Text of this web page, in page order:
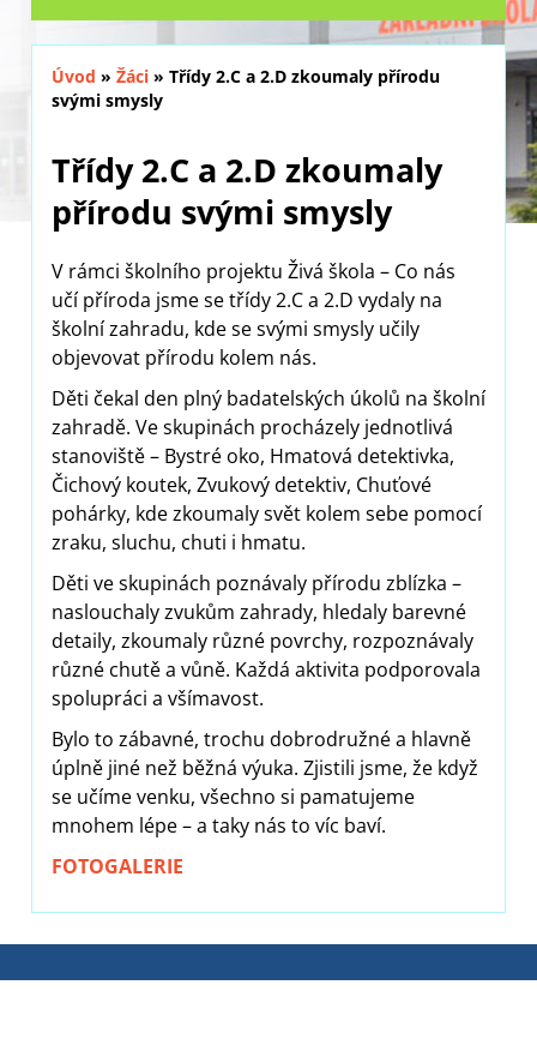
Úvod » Žáci » Třídy 2.C a 2.D zkoumaly přírodu
svými smysly
Třídy 2.C a 2.D zkoumaly
přírodu svými smysly
V rámci školního projektu Živá škola – Co nás
učí příroda jsme se třídy 2.C a 2.D vydaly na
školní zahradu, kde se svými smysly učily
objevovat přírodu kolem nás.
Děti čekal den plný badatelských úkolů na školní
zahradě. Ve skupinách procházely jednotlivá
stanoviště – Bystré oko, Hmatová detektivka,
Čichový koutek, Zvukový detektiv, Chuťové
pohárky, kde zkoumaly svět kolem sebe pomocí
zraku, sluchu, chuti i hmatu.
Děti ve skupinách poznávaly přírodu zblízka –
naslouchaly zvukům zahrady, hledaly barevné
detaily, zkoumaly různé povrchy, rozpoznávaly
různé chutě a vůně. Každá aktivita podporovala
spolupráci a všímavost.
Bylo to zábavné, trochu dobrodružné a hlavně
úplně jiné než běžná výuka. Zjistili jsme, že když
se učíme venku, všechno si pamatujeme
mnohem lépe – a taky nás to víc baví.
FOTOGALERIE